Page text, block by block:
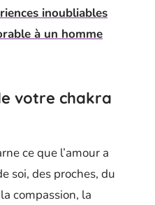
inoubliables
à un homme
votre chakra
ce que l’amour a
soi, des proches, du
compassion, la